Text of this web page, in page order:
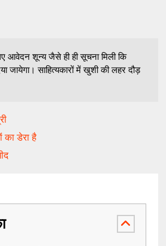
आवेदन शून्य जैसे ही ही सूचना मिली कि
जायेगा। साहित्यकारों में खुशी की लहर दौड़
का डेरा है